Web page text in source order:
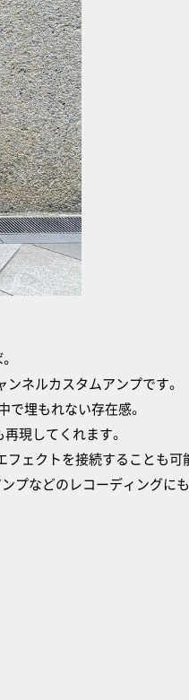
ネルカスタムアンプです。
で埋もれない存在感。
現してくれます。
ェクトを接続することも可
プなどのレコーディングに